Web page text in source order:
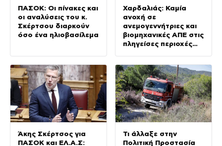
ΠΑΣΟΚ: Οι πίνακες και
οι αναλύσεις του κ.
Σκέρτσου διαρκούν
όσο ένα ηλιοβασίλεμα
Χαρδαλιάς: Καμία
ανοχή σε
ανεμογεννήτριες και
βιομηχανικές ΑΠΕ στις
πληγείσες περιοχές
Άκης Σκέρτσος για
ΠΑΣΟΚ και ΕΛ.Α.Σ:
Τι άλλαξε στην
Πολιτική Προστασία